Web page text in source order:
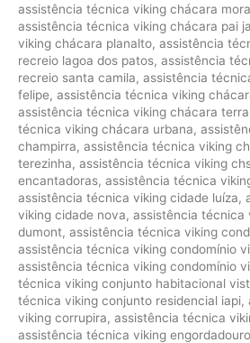
assistência técnica viking chácara
assistência técnica viking chácara pai
viking chácara planalto, assistência
recreio lagoa dos patos, assistência
recreio santa camila, assistência
felipe, assistência técnica viking
assistência técnica viking chácara
técnica viking chácara urbana,
champirra, assistência técnica viking
terezinha, assistência técnica viking
encantadoras, assistência técnica
assistência técnica viking cidade luíza,
viking cidade nova, assistência técnica
dumont, assistência técnica viking
assistência técnica viking condomínio
assistência técnica viking condomínio
técnica viking conjunto habitacional
técnica viking conjunto residencial iapi,
viking corrupira, assistência técnica
assistência técnica viking engordadouro